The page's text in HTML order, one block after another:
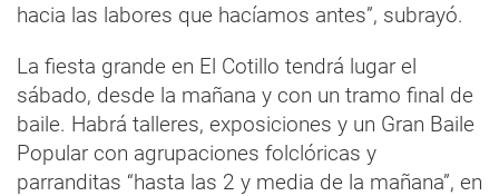
hacia las labores que hacíamos antes”, subrayó.
La fiesta grande en El Cotillo tendrá lugar el
sábado, desde la mañana y con un tramo final de
baile. Habrá talleres, exposiciones y un Gran Baile
Popular con agrupaciones folclóricas y
parranditas “hasta las 2 y media de la mañana”, en